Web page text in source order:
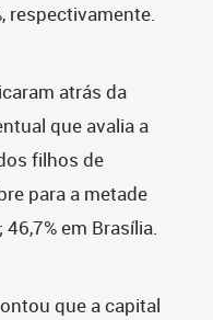
respectivamente.
atrás da
que avalia a
filhos de
para a metade
em Brasília.
que a capital